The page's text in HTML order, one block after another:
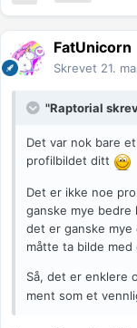
FatUnicorn
Skrevet 21.
"Raptorial
Det var nok bare
profilbildet ditt
Det er ikke noe
ganske mye bedre
det er ganske
måtte ta bilde med
Så, det er enklere
ment som et